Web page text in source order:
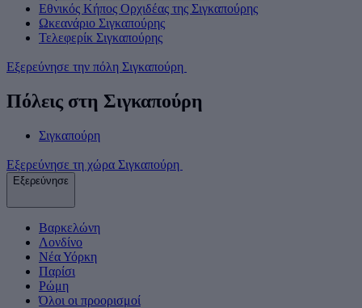
Εθνικός Κήπος Ορχιδέας της Σιγκαπούρης
Ωκεανάριο Σιγκαπούρης
Τελεφερίκ Σιγκαπούρης
Εξερεύνησε την πόλη Σιγκαπούρη
Πόλεις στη Σιγκαπούρη
Σιγκαπούρη
Εξερεύνησε τη χώρα Σιγκαπούρη
Εξερεύνησε
Βαρκελώνη
Λονδίνο
Νέα Υόρκη
Παρίσι
Ρώμη
Όλοι οι προορισμοί